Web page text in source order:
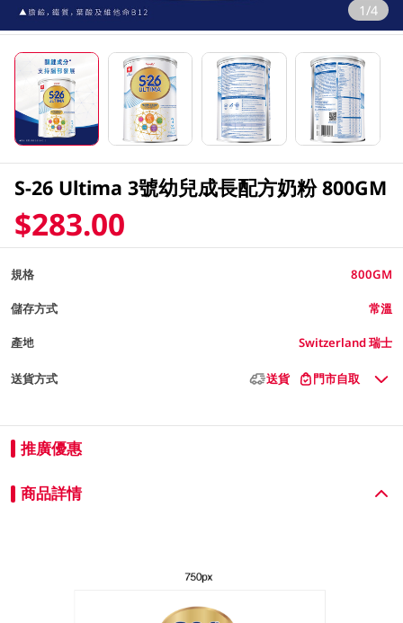
1/4
S-26 Ultima 3號幼兒成長配方奶粉 800GM
$283.00
規格 800GM
儲存方式 常溫
產地 Switzerland 瑞士
送貨方式 送貨 門市自取
推廣優惠
商品詳情